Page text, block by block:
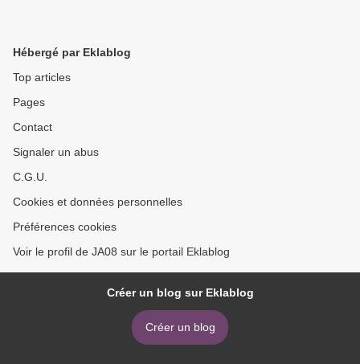
Hébergé par Eklablog
Top articles
Pages
Contact
Signaler un abus
C.G.U.
Cookies et données personnelles
Préférences cookies
Voir le profil de JA08 sur le portail Eklablog
Créer un blog sur Eklablog
Créer un blog